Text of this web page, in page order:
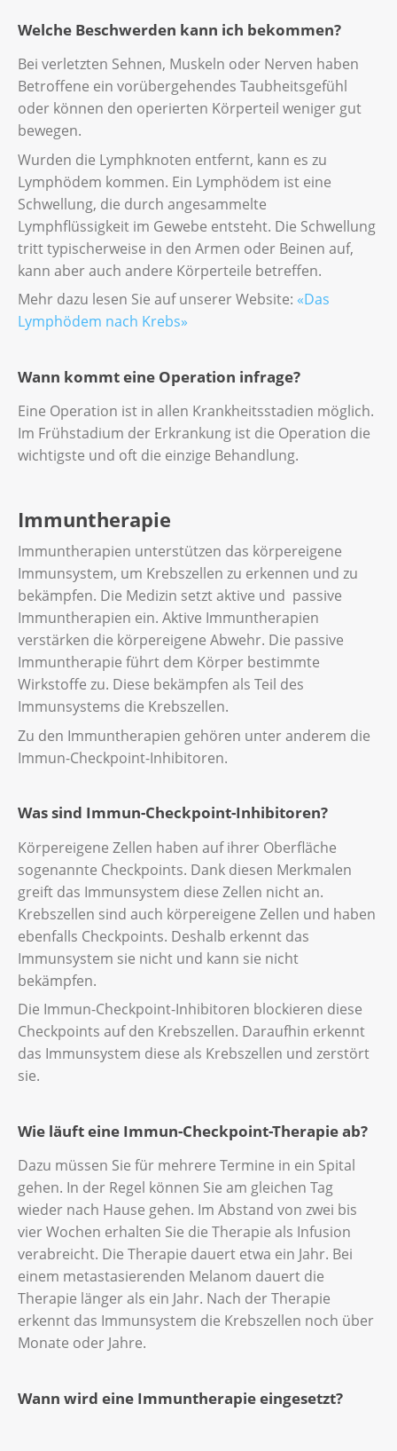
Welche Beschwerden kann ich bekommen?
Bei verletzten Sehnen, Muskeln oder Nerven haben
Betroffene ein vorübergehendes Taubheitsgefühl
oder können den operierten Körperteil weniger gut
bewegen.
Wurden die Lymphknoten entfernt, kann es zu
Lymphödem kommen. Ein Lymphödem ist eine
Schwellung, die durch angesammelte
Lymphflüssigkeit im Gewebe entsteht. Die Schwellung
tritt typischerweise in den Armen oder Beinen auf,
kann aber auch andere Körperteile betreffen.
Mehr dazu lesen Sie auf unserer Website: «Das
Lymphödem nach Krebs»
Wann kommt eine Operation infrage?
Eine Operation ist in allen Krankheitsstadien möglich.
Im Frühstadium der Erkrankung ist die Operation die
wichtigste und oft die einzige Behandlung.
Immuntherapie
Immuntherapien unterstützen das körpereigene
Immunsystem, um Krebszellen zu erkennen und zu
bekämpfen. Die Medizin setzt aktive und passive
Immuntherapien ein. Aktive Immuntherapien
verstärken die körpereigene Abwehr. Die passive
Immuntherapie führt dem Körper bestimmte
Wirkstoffe zu. Diese bekämpfen als Teil des
Immunsystems die Krebszellen.
Zu den Immuntherapien gehören unter anderem die
Immun-Checkpoint-Inhibitoren.
Was sind Immun-Checkpoint-Inhibitoren?
Körpereigene Zellen haben auf ihrer Oberfläche
sogenannte Checkpoints. Dank diesen Merkmalen
greift das Immunsystem diese Zellen nicht an.
Krebszellen sind auch körpereigene Zellen und haben
ebenfalls Checkpoints. Deshalb erkennt das
Immunsystem sie nicht und kann sie nicht
bekämpfen.
Die Immun-Checkpoint-Inhibitoren blockieren diese
Checkpoints auf den Krebszellen. Daraufhin erkennt
das Immunsystem diese als Krebszellen und zerstört
sie.
Wie läuft eine Immun-Checkpoint-Therapie ab?
Dazu müssen Sie für mehrere Termine in ein Spital
gehen. In der Regel können Sie am gleichen Tag
wieder nach Hause gehen. Im Abstand von zwei bis
vier Wochen erhalten Sie die Therapie als Infusion
verabreicht. Die Therapie dauert etwa ein Jahr. Bei
einem metastasierenden Melanom dauert die
Therapie länger als ein Jahr. Nach der Therapie
erkennt das Immunsystem die Krebszellen noch über
Monate oder Jahre.
Wann wird eine Immuntherapie eingesetzt?